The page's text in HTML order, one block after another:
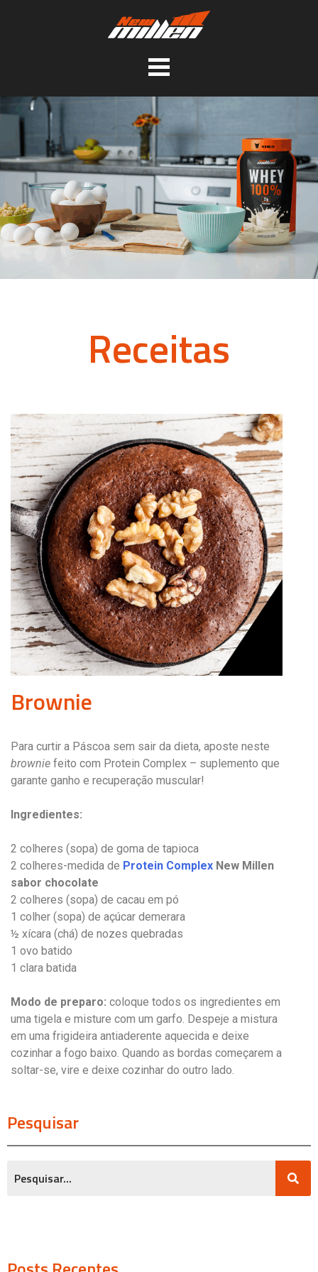
Receitas
Brownie
Para curtir a Páscoa sem sair da dieta, aposte neste
brownie feito com Protein Complex – suplemento que
garante ganho e recuperação muscular!
Ingredientes:
2 colheres (sopa) de goma de tapioca
2 colheres-medida de Protein Complex New Millen
sabor chocolate
2 colheres (sopa) de cacau em pó
1 colher (sopa) de açúcar demerara
½ xícara (chá) de nozes quebradas
1 ovo batido
1 clara batida
Modo de preparo: coloque todos os ingredientes em
uma tigela e misture com um garfo. Despeje a mistura
em uma frigideira antiaderente aquecida e deixe
cozinhar a fogo baixo. Quando as bordas começarem a
soltar-se, vire e deixe cozinhar do outro lado.
Pesquisar